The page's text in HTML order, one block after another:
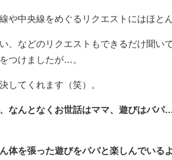
や中央線をめぐるリクエストにはほと
、などのリクエストもできるだけ聞い
つけましたが…。
してくれます（笑）。
んとなくお世話はママ、遊びはパパ
体を張った遊びをパパと楽しんでいる